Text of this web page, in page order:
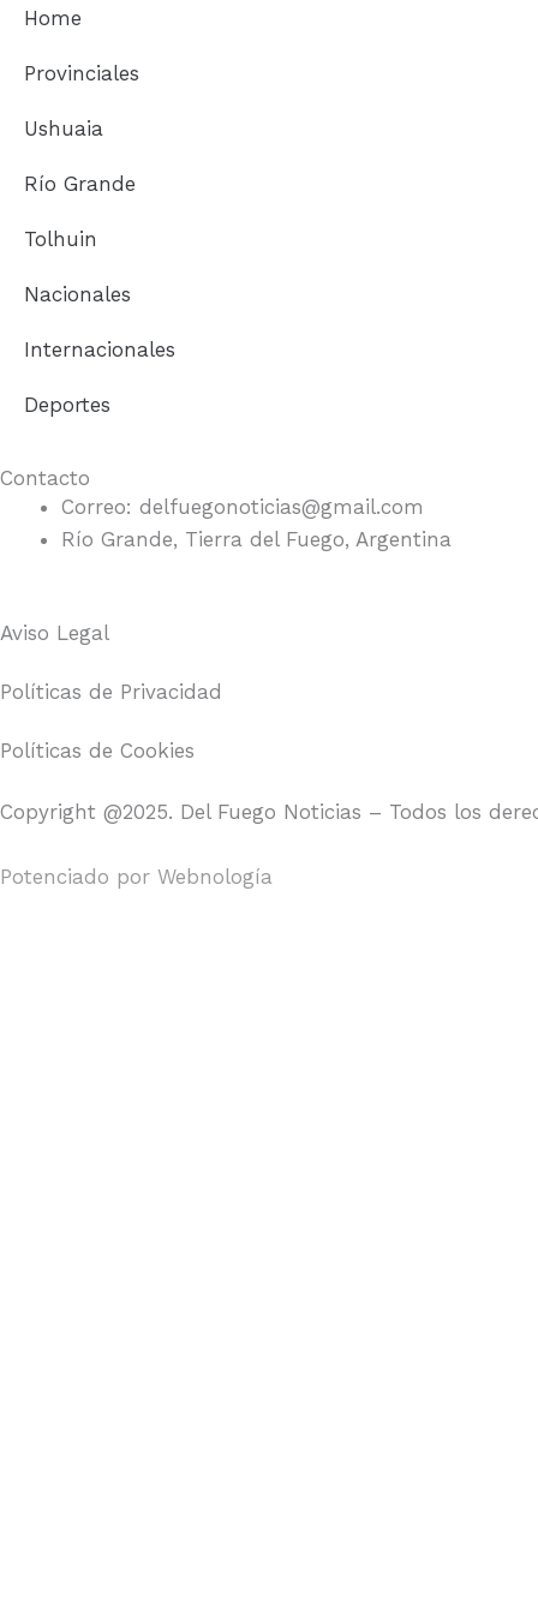
o
o
r
m
Home
Provinciales
Ushuaia
Río Grande
Tolhuin
Nacionales
Internacionales
Deportes
Contacto
Correo: delfuegonoticias@gmail.com
Río Grande, Tierra del Fuego, Argentina
Aviso Legal
Políticas de Privacidad
Políticas de Cookies
Copyright @2025. Del Fuego Noticias – Todos los
Potenciado por Webnología